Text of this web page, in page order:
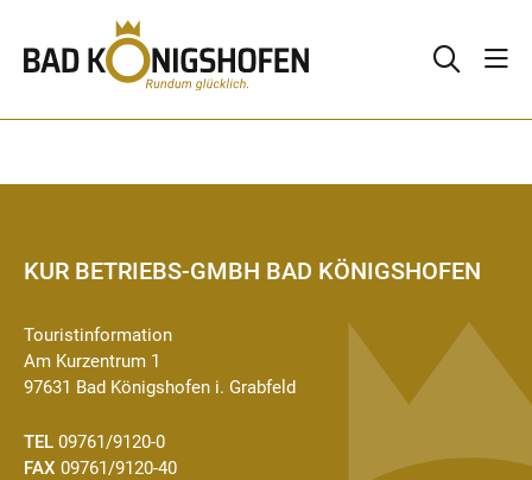
KUR BETRIEBS-GMBH BAD KÖNIGSHOFEN
Touristinformation
Am Kurzentrum 1
97631 Bad Königshofen i. Grabfeld
TEL 09761/9120-0
FAX 09761/9120-40